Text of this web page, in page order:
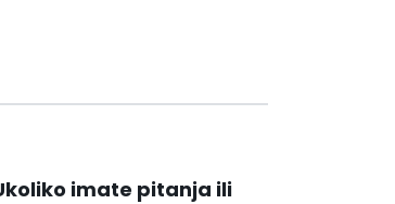
imate pitanja ili